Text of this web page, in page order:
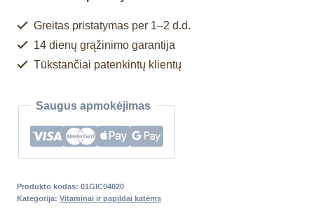
Greitas pristatymas per 1–2 d.d.
14 dienų grąžinimo garantija
Tūkstančiai patenkintų klientų
Saugus apmokėjimas
Produkto kodas: 01GIC04020
Kategorija: Vitaminai ir papildai katėms